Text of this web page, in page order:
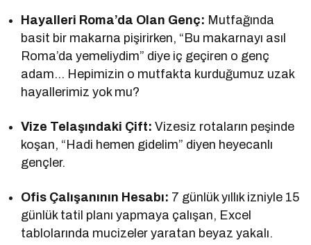
Hayalleri Roma’da Olan Genç: Mutfağında
basit bir makarna pişirirken, “Bu makarnayı asıl
Roma’da yemeliydim” diye iç geçiren o genç
adam… Hepimizin o mutfakta kurduğumuz uzak
hayallerimiz yok mu?
Vize Telaşındaki Çift: Vizesiz rotaların peşinde
koşan, “Hadi hemen gidelim” diyen heyecanlı
gençler.
Ofis Çalışanının Hesabı: 7 günlük yıllık izniyle 15
günlük tatil planı yapmaya çalışan, Excel
tablolarında mucizeler yaratan beyaz yakalı.